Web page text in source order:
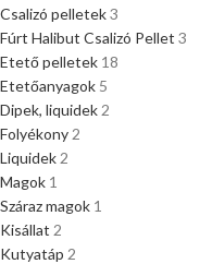
Csalizó pelletek3
Fúrt Halibut Csalizó Pellet 3
Etető pelletek 18
Etetőanyagok 5
Dipek, liquidek 2
Folyékony 2
Liquidek 2
Magok 1
Száraz magok 1
Kisállat 2
Kutyatáp 2